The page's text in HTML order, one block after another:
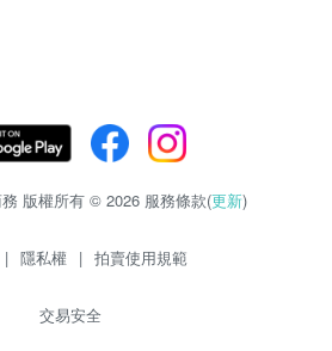
版權所有 © 2026 服務條款(更新)
| 隱私權 | 拍賣使用規範
交易安全